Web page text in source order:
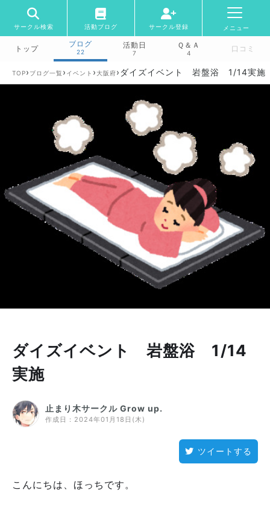
サークル検索 活動ブログ サークル登録 メニュー
トップ
ブログ
22
活動日
7
Ｑ＆Ａ
4 口コミ
TOP› ブログ一覧 › イベント › 大阪府› ダイズイベント 岩盤浴 1/14実施
ダイズイベント 岩盤浴 1/14
実施
止まり木サークル Grow up.
作成日： 2024年01月18日(木)
ツイートする
こんにちは、ほっちです。